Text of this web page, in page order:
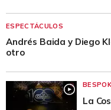
ESPECTÁCULOS
Andrés Baida y Diego
otro
La